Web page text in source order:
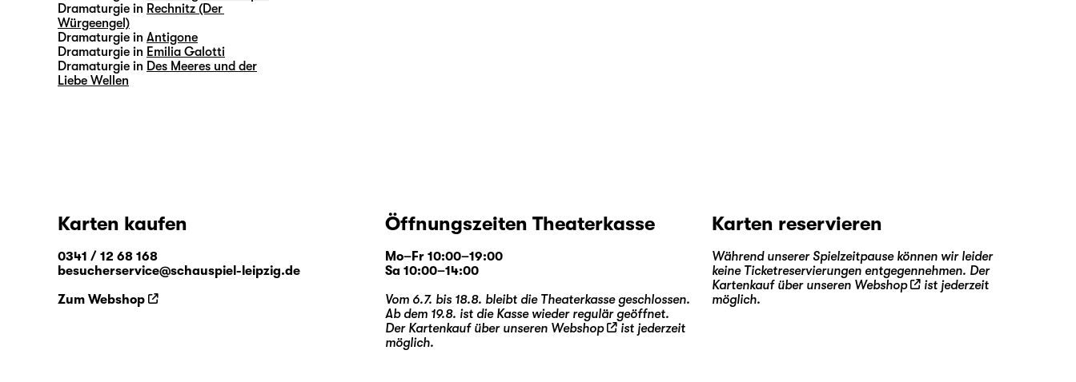
Dramaturgie in Rechnitz (Der
Würgeengel)
Dramaturgie in Antigone
Dramaturgie in Emilia Galotti
Dramaturgie in Des Meeres und der
Liebe Wellen
Karten kaufen
0341 / 12 68 168
besucherservice@schauspiel-leipzig.de
Zum Webshop
Öffnungszeiten Theaterkasse
Mo–Fr 10:00–19:00
Sa 10:00–14:00
Vom 6.7. bis 18.8. bleibt die Theaterkasse geschlossen.
Ab dem 19.8. ist die Kasse wieder regulär geöffnet.
Der Kartenkauf über unseren Webshop
ist jederzeit
möglich.
Karten reservieren
Während unserer Spielzeitpause können wir leider
keine Ticketreservierungen entgegennehmen. Der
Kartenkauf über unseren Webshop
ist jederzeit
möglich.